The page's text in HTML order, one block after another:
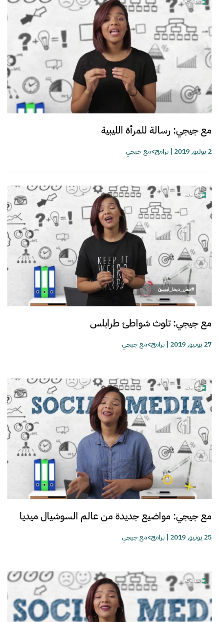
مع جيجي: رسالة للمرأة الليبية
2 يوليو, 2019 |برامج>مع جيجي
مع جيجي: تلوث شواطئ طرابلس
27 يونيو, 2019 |برامج>مع جيجي
مع جيجي: مواضيع جديدة من عالم السوشيال ميديا
25 يونيو, 2019 |برامج>مع جيجي